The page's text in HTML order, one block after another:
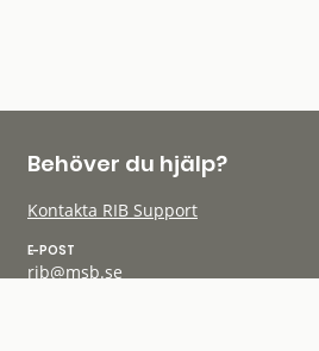
Behöver du hjälp?
Kontakta RIB Support
E-POST
rib@msb.se